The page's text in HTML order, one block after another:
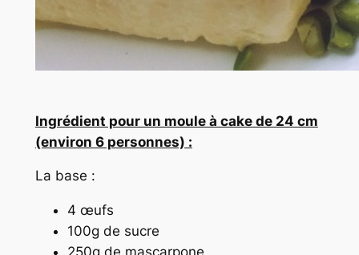
Ingrédient pour un moule à cake de 24 cm
(environ 6 personnes) :
La base :
4 œufs
100g de sucre